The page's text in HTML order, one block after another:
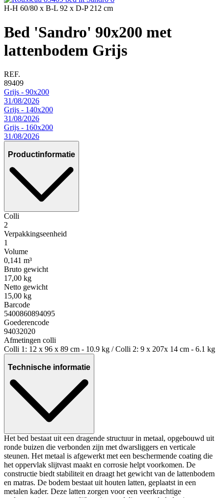
H-H 60/80 x B-L 92 x D-P212 cm
Bed 'Sandro' 90x200 met
lattenbodem Grijs
REF.
89409
Grijs - 90x200
31/08/2026
Grijs - 140x200
31/08/2026
Grijs - 160x200
31/08/2026
Productinformatie
Colli
2
Verpakkingseenheid
1
Volume
0,141 m³
Bruto gewicht
17,00 kg
Netto gewicht
15,00 kg
Barcode
5400860894095
Goederencode
94032020
Afmetingen colli
Colli 1: 12 x 96 x 89 cm - 10.9 kg / Colli 2: 9 x 207x 14 cm - 6.1 kg
Technische informatie
Het bed bestaat uit een dragende structuur in metaal, opgebouwd uit
ronde buizen die verbonden zijn met dwarsliggers en verticale
steunen. Het metaal is afgewerkt met een beschermende coating die
het oppervlak slijtvast maakt en corrosie helpt voorkomen. De
constructie biedt stabiliteit en draagt het gewicht van de lattenbodem
en matras. De bodem bestaat uit houten latten, geplaatst in een
metalen kader. Deze latten zorgen voor een veerkrachtige